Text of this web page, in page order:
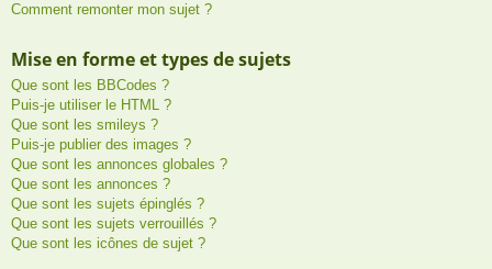
Comment remonter mon sujet ?
Mise en forme et types de sujets
Que sont les BBCodes ?
Puis-je utiliser le HTML ?
Que sont les smileys ?
Puis-je publier des images ?
Que sont les annonces globales ?
Que sont les annonces ?
Que sont les sujets épinglés ?
Que sont les sujets verrouillés ?
Que sont les icônes de sujet ?